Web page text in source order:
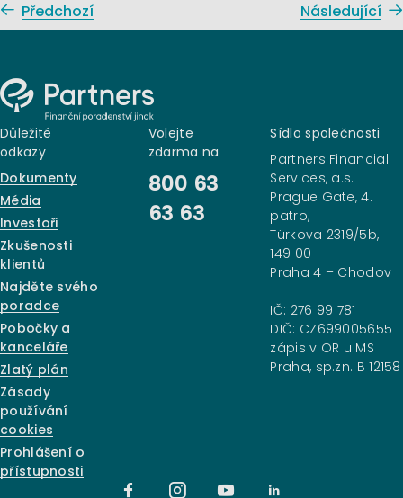
Předchozí
Následující
Důležité
odkazy
Dokumenty
Média
Investoři
Zkušenosti
klientů
Najděte svého
poradce
Pobočky a
kanceláře
Zlatý plán
Zásady
používání
cookies
Prohlášení o
přístupnosti
Volejte
zdarma na
800 63
63 63
Sídlo společnosti
Partners Financial
Services, a.s.
Prague Gate, 4.
patro,
Türkova 2319/5b,
149 00
Praha 4 – Chodov
IČ: 276 99 781
DIČ: CZ699005655
zápis v OR u MS
Praha, sp.zn. B 12158